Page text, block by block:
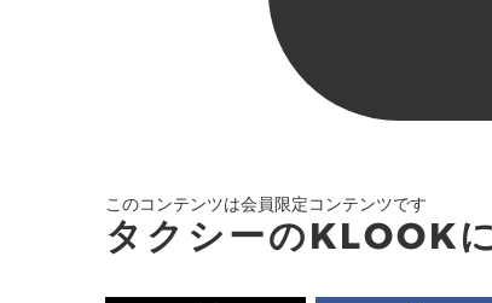
このコンテンツは会員限定コンテンツです
タクシーのKLOOK